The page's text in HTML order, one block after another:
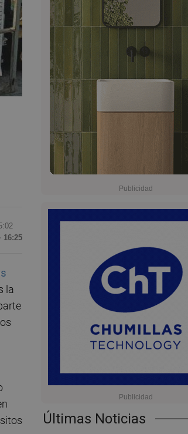
Últimas Noticias
16:25
la